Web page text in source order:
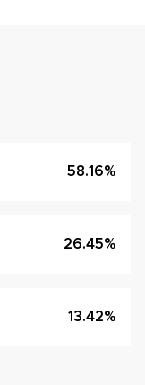
58.16%
26.45%
13.42%